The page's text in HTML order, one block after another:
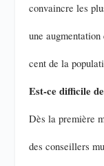
convaincre les
une augmentation
cent de la
Est-ce difficile
Dès la première
des conseillers